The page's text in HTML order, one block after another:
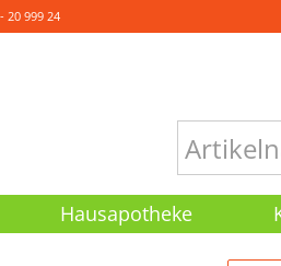
20 999 24
Hausapotheke